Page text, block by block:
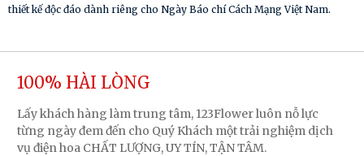
thiết kế độc đáo dành riêng cho Ngày Báo chí Cách Mạng Việt Nam.
100% HÀI LÒNG
Lấy khách hàng làm trung tâm, 123Flower luôn nỗ lực
từng ngày đem đến cho Quý Khách một trải nghiệm dịch
vụ điện hoa CHẤT LƯỢNG, UY TÍN, TẬN TÂM.